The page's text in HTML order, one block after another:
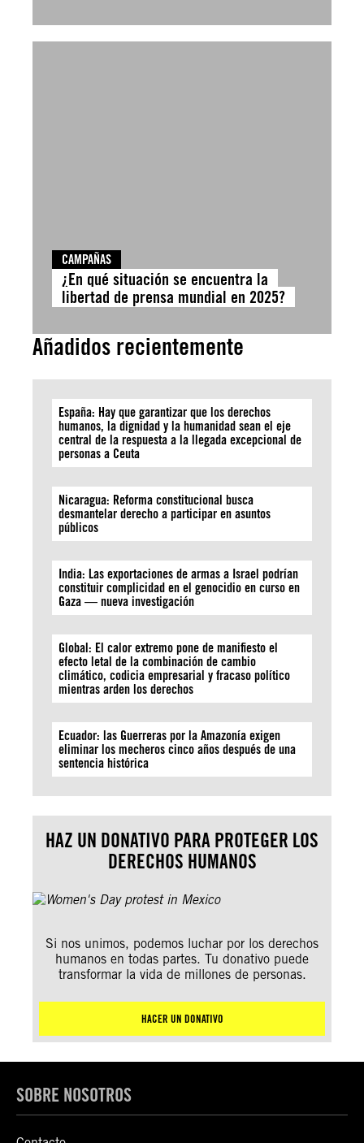
CAMPAÑAS
¿En qué situación se encuentra la
libertad de prensa mundial en 2025?
Añadidos recientemente
España: Hay que garantizar que los derechos
humanos, la dignidad y la humanidad sean el eje
central de la respuesta a la llegada excepcional de
personas a Ceuta
Nicaragua: Reforma constitucional busca
desmantelar derecho a participar en asuntos
públicos
India: Las exportaciones de armas a Israel podrían
constituir complicidad en el genocidio en curso en
Gaza — nueva investigación
Global: El calor extremo pone de manifiesto el
efecto letal de la combinación de cambio
climático, codicia empresarial y fracaso político
mientras arden los derechos
Ecuador: las Guerreras por la Amazonía exigen
eliminar los mecheros cinco años después de una
sentencia histórica
HAZ UN DONATIVO PARA PROTEGER LOS
DERECHOS HUMANOS
Si nos unimos, podemos luchar por los derechos
humanos en todas partes. Tu donativo puede
transformar la vida de millones de personas.
HACER UN DONATIVO
SOBRE NOSOTROS